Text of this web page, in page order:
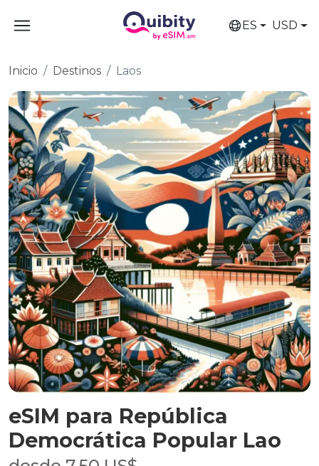
ES USD
Inicio Destinos Laos
eSIM para República
Democrática Popular Lao